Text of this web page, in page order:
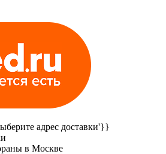
адрес доставки'}}
в Москве